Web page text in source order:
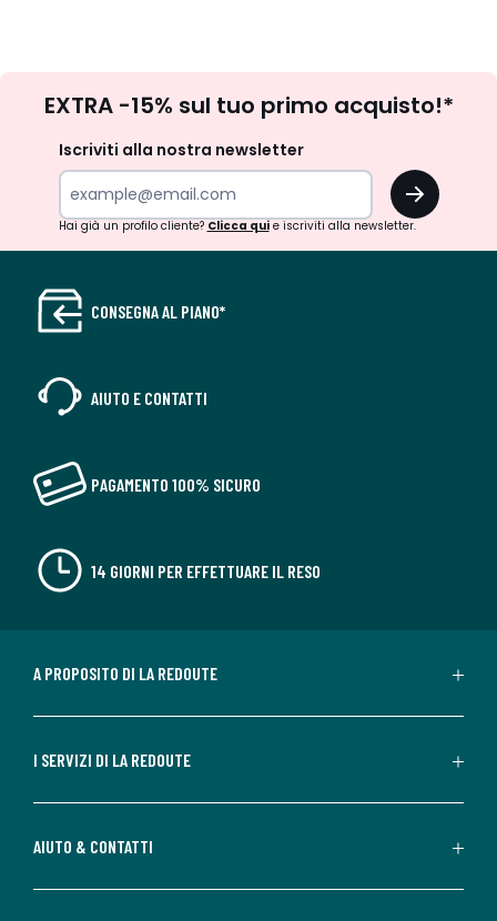
newsletter
EXTRA -15% sul tuo primo acquisto!*
Iscriviti alla nostra newsletter
OK
Hai già un profilo cliente? Clicca quie iscriviti alla newsletter.
CONSEGNA AL PIANO*
AIUTO E CONTATTI
PAGAMENTO 100% SICURO
14 GIORNI PER EFFETTUARE IL RESO
A PROPOSITO DI LA REDOUTE
I SERVIZI DI LA REDOUTE
AIUTO & CONTATTI